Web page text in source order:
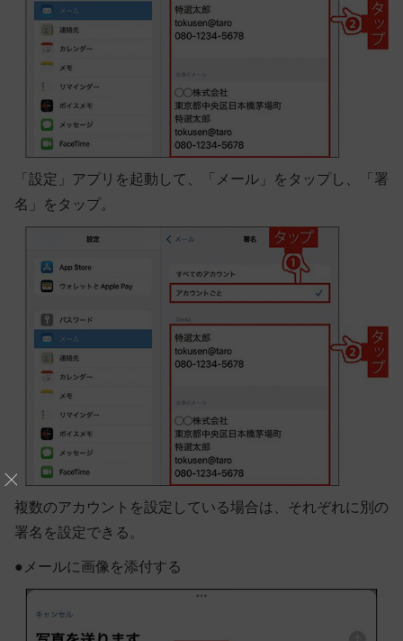
「設定」アプリを起動して、「メール」をタップし、「署
名」をタップ。
複数のアカウントを設定している場合は、それぞれに別の
署名を設定できる。
● メールに画像を添付する